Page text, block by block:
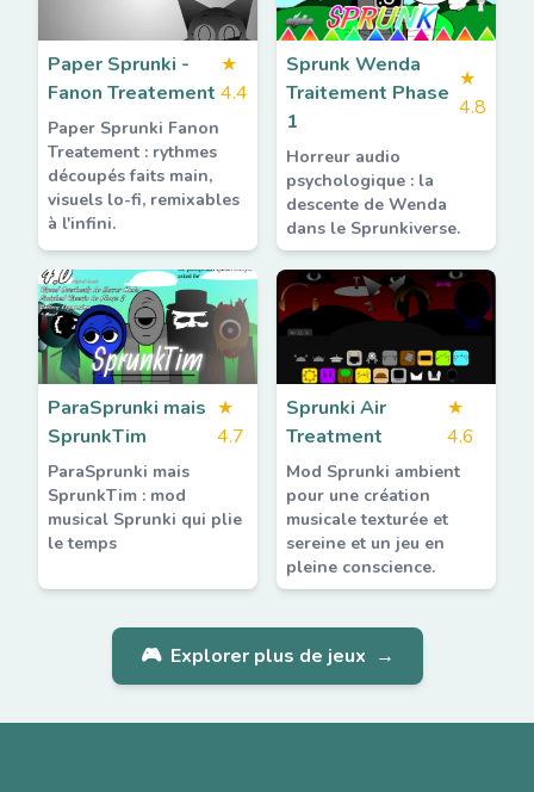
Paper Sprunki -
Fanon Treatement
★
4.4
Paper Sprunki Fanon
Treatement : rythmes
découpés faits main,
visuels lo-fi, remixables
à l'infini.
Sprunk Wenda
Traitement Phase
1
★
4.8
Horreur audio
psychologique : la
descente de Wenda
dans le Sprunkiverse.
ParaSprunki mais
SprunkTim
★
4.7
ParaSprunki mais
SprunkTim : mod
musical Sprunki qui plie
le temps
Sprunki Air
Treatment
★
4.6
Mod Sprunki ambient
pour une création
musicale texturée et
sereine et un jeu en
pleine conscience.
🎮 Explorer plus de jeux →